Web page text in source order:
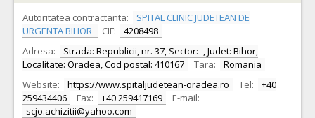
Autoritatea contractanta:
SPITAL CLINIC JUDETEAN DE
URGENTA BIHOR
CIF:
4208498
Adresa:
Strada: Republicii, nr. 37, Sector: -, Judet: Bihor,
Localitate: Oradea, Cod postal: 410167
Tara:
Romania
Website:
https://www.spitaljudetean-oradea.ro Tel:
+40
259434406
Fax: +40 259417169
E-mail:
scjo.achizitii@yahoo.com